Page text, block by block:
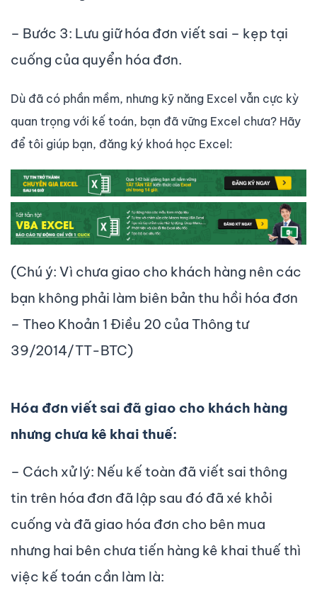
– Bước 3: Lưu giữ hóa đơn viết sai – kẹp tại
cuống của quyển hóa đơn.
Dù đã có phần mềm, nhưng kỹ năng Excel vẫn cực kỳ
quan trọng với kế toán, bạn đã vững Excel chưa? Hãy
để tôi giúp bạn, đăng ký khoá học Excel:
(Chú ý: Vì chưa giao cho khách hàng nên các
bạn không phải làm biên bản thu hồi hóa đơn
– Theo Khoản 1 Điều 20 của Thông tư
39/2014/TT-BTC)
Hóa đơn viết sai đã giao cho khách hàng
nhưng chưa kê khai thuế:
– Cách xử lý: Nếu kế toàn đã viết sai thông
tin trên hóa đơn đã lập sau đó đã xé khỏi
cuống và đã giao hóa đơn cho bên mua
nhưng hai bên chưa tiến hàng kê khai thuế thì
việc kế toán cần làm là: